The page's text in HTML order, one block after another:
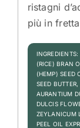
ristagni
più in
(RICE) BRAN
(HEMP) SEED
SEED
AURANTIUM
DULCIS
ZEYLANICUM
PEEL OIL